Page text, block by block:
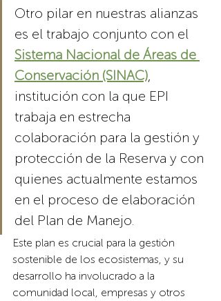
Otro pilar en nuestras alianzas
es el trabajo conjunto con el
Sistema Nacional de Áreas de
Conservación (SINAC),
institución con la que EPI
trabaja en estrecha
colaboración para la gestión y
protección de la Reserva y con
quienes actualmente estamos
en el proceso de elaboración
del Plan de Manejo.
Este plan es crucial para la gestión
sostenible de los ecosistemas, y su
desarrollo ha involucrado a la
comunidad local, empresas y otros